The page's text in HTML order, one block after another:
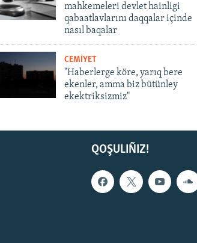
mahkemeleri devlet hainligi
qabaatlavlarını daqqalar içinde
nasıl baqalar
CEMİYET
"Haberlerge köre, yarıq bere
ekenler, amma biz bütünley
ekektriksizmiz"
QOŞULIÑIZ!